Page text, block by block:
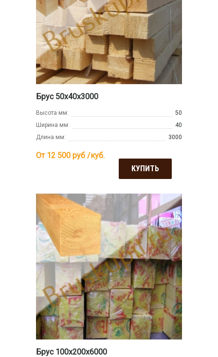
Брус 50х40х3000
Высота мм:
50
Ширина мм:
40
Длина мм:
3000
От 12 500 руб /куб.
КУПИТЬ
Брус 100х200х6000